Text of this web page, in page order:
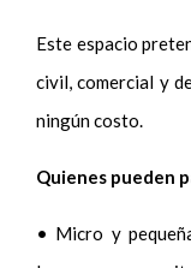
Este espacio
civil, comercial y
ningún costo.
Quienes pueden
• Micro y